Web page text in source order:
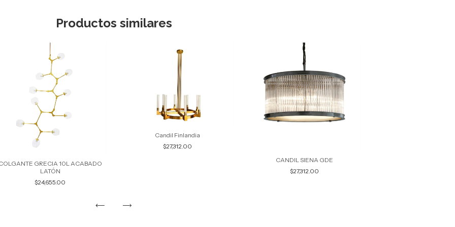
Productos similares
GRECIA 10L ACABADO
LATÓN
$24,655.00
Candil Finlandia
$27,312.00
CANDIL SIENA GDE
$27,312.00